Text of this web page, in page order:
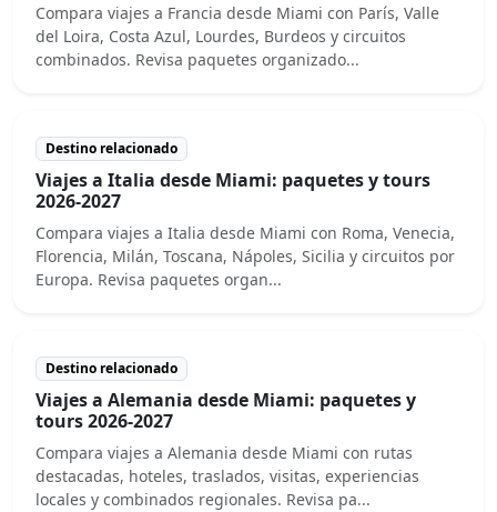
Compara viajes a Francia desde Miami con París, Valle
del Loira, Costa Azul, Lourdes, Burdeos y circuitos
combinados. Revisa paquetes organizado...
Destino relacionado
Viajes a Italia desde Miami: paquetes y tours
2026-2027
Compara viajes a Italia desde Miami con Roma, Venecia,
Florencia, Milán, Toscana, Nápoles, Sicilia y circuitos por
Europa. Revisa paquetes organ...
Destino relacionado
Viajes a Alemania desde Miami: paquetes y
tours 2026-2027
Compara viajes a Alemania desde Miami con rutas
destacadas, hoteles, traslados, visitas, experiencias
locales y combinados regionales. Revisa pa...